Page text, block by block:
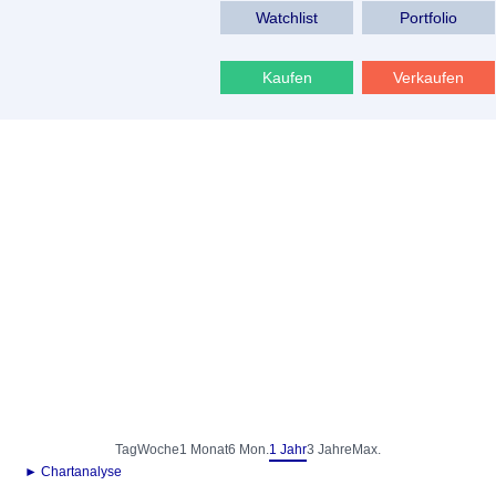
Watchlist Portfolio
Kaufen Verkaufen
TagWoche1 Monat6 Mon.1 Jahr3 Jahre Max.
► Chartanalyse